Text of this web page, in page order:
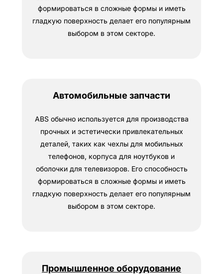
формироваться в сложные формы и иметь
гладкую поверхность делает его популярным
выбором в этом секторе.
Автомобильные запчасти
ABS обычно используется для производства
прочных и эстетически привлекательных
деталей, таких как чехлы для мобильных
телефонов, корпуса для ноутбуков и
оболочки для телевизоров. Его способность
формироваться в сложные формы и иметь
гладкую поверхность делает его популярным
выбором в этом секторе.
Промышленное оборудование